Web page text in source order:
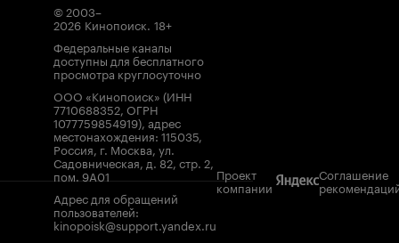
© 2003–
2026 Кинопоиск. 18+
Федеральные каналы
доступны для бесплатного
просмотра круглосуточно
ООО «Кинопоиск» (ИНН
7710688352, ОГРН
1077759854919), адрес
местонахождения: 115035,
Россия, г. Москва, ул.
Садовническая, д. 82, стр. 2,
пом. 9А01
Адрес для обращений
пользователей:
kinopoisk@support.yandex.ru
Проект
компании
Соглашение